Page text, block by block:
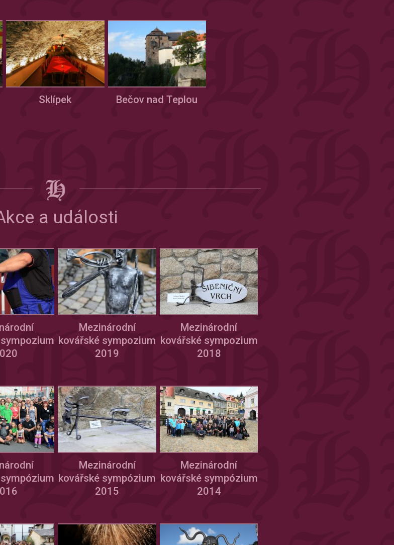
Sklípek Bečov nad Teplou
a události
Mezinárodní
kovářské sympozium
2019
Mezinárodní
kovářské sympozium
2018
Mezinárodní
kovářské sympózium
2015
Mezinárodní
kovářské sympózium
2014